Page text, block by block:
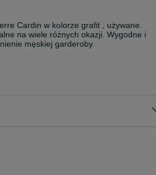
Cardin w kolorze grafit , używane.
na wiele różnych okazji. Wygodne i
męskiej garderoby.